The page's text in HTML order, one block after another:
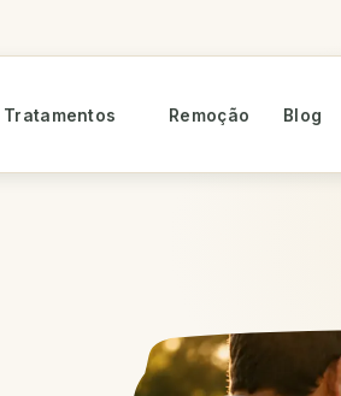
Tratamentos Remoção Blog